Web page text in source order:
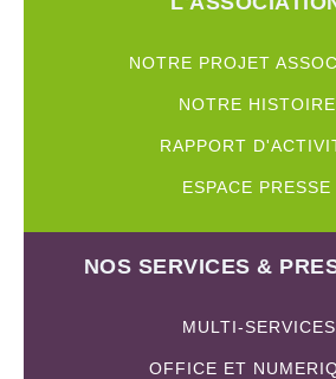
NOTRE PROJET
NOTRE HISTOIRE
RAPPORT
ESPACE PRESSE
NOS SERVICES &
MULTI-SERVICES
OFFICE ET